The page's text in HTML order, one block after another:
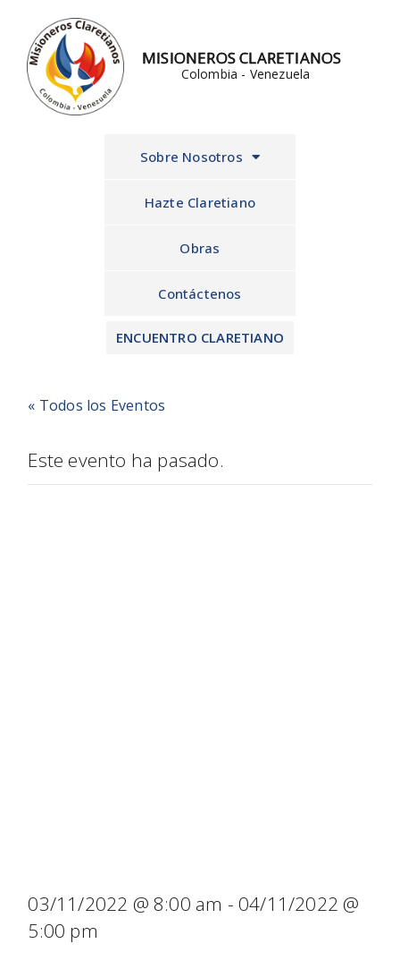
contenido
MISIONEROS CLARETIANOS
Colombia - Venezuela
Sobre Nosotros
Hazte Claretiano
Obras
Contáctenos
ENCUENTRO CLARETIANO
« Todos los Eventos
Este evento ha pasado.
03/11/2022 @ 8:00 am - 04/11/2022 @
5:00 pm